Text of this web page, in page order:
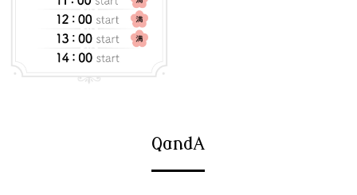
QandA